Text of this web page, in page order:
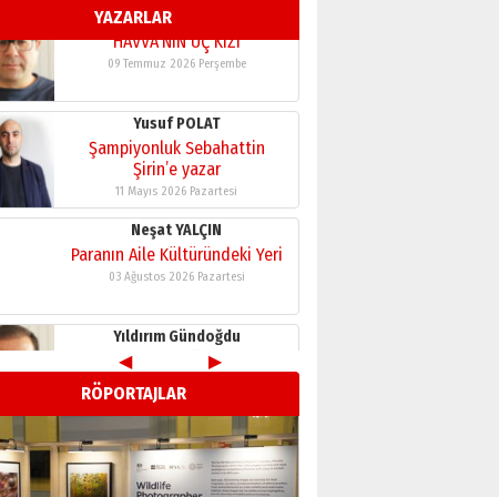
YAZARLAR
11 Mayıs 2026 Pazartesi
Neşat YALÇIN
Paranın Aile Kültüründeki Yeri
03 Ağustos 2026 Pazartesi
Yıldırım Gündoğdu
HAVVA’NIN ÜÇ KIZI
09 Temmuz 2026 Perşembe
Yusuf POLAT
Şampiyonluk Sebahattin
Şirin’e yazar
11 Mayıs 2026 Pazartesi
Neşat YALÇIN
Paranın Aile Kültüründeki Yeri
03 Ağustos 2026 Pazartesi
Yıldırım Gündoğdu
◀
▶
RÖPORTAJLAR